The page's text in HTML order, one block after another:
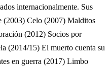
internacionalmente. Sus
(2003) Celo (2007) Malditos
(2012) Socios por
(2014/15) El muerto cuenta su
en guerra (2017) Limbo